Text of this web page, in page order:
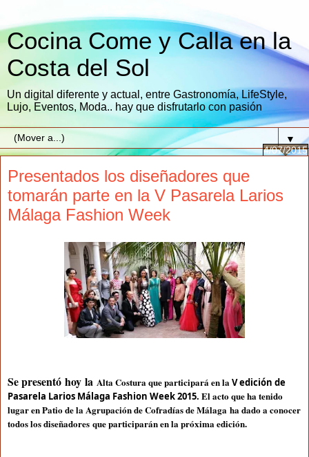
Cocina Come y Calla en la
Costa del Sol
Un digital diferente y actual, entre Gastronomía, LifeStyle,
Lujo, Eventos, Moda.. hay que disfrutarlo con pasión
▼
4/07/2015
Presentados los diseñadores que
tomarán parte en la V Pasarela Larios
Málaga Fashion Week
Se presentó hoy la Alta Costura que participará en laV edición de
Pasarela Larios Málaga Fashion Week 2015. El acto que ha tenido
lugar en Patio de la Agrupación de Cofradías de Málaga ha dado a conocer
todos los diseñadores que participarán en la próxima edición.